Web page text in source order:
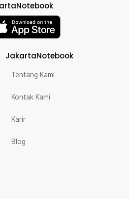
JakartaNotebook
Tentang Kami
Kontak Kami
Karir
Blog